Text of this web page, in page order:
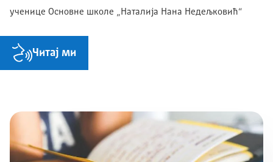
ученице Основне школе „Наталија Нана Недељковић“
Читај ми